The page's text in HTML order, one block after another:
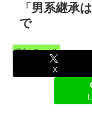
「男系継承
で
憤まんニュース
X